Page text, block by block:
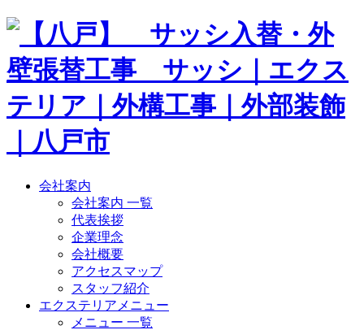
会社案内
会社案内 一覧
代表挨拶
企業理念
会社概要
アクセスマップ
スタッフ紹介
エクステリアメニュー
メニュー 一覧